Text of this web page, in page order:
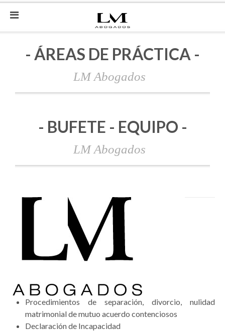
- ÁREAS DE PRÁCTICA -
LM Abogados
- BUFETE - EQUIPO -
LM Abogados
Procedimientos de separación, divorcio, nulidad
matrimonial de mutuo acuerdo contenciosos
Declaración de Incapacidad